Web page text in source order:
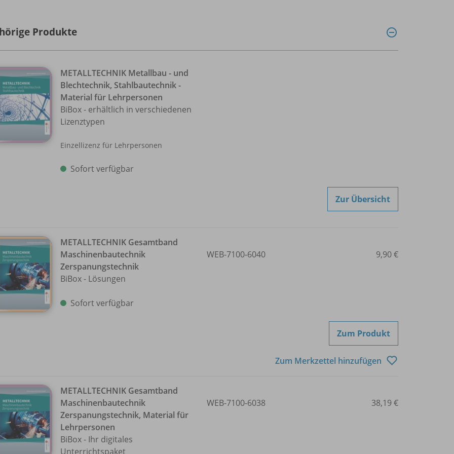
Produkte
METALLTECHNIK Metallbau - und
Blechtechnik, Stahlbautechnik -
Material für Lehrpersonen
BiBox - erhältlich in verschiedenen
Lizenztypen
Einzellizenz für Lehrpersonen
Sofort verfügbar
Zur Übersicht
METALLTECHNIK Gesamtband
Maschinenbautechnik
Zerspanungstechnik
BiBox - Lösungen
Sofort verfügbar
WEB-7100-6040 9,90 €
Zum Produkt
Zum Merkzettel hinzufügen
METALLTECHNIK Gesamtband
Maschinenbautechnik
Zerspanungstechnik, Material für
Lehrpersonen
BiBox - Ihr digitales
Unterrichtspaket
WEB-7100-6038 38,19 €